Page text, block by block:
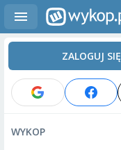
ZALOGUJ SIĘ
WYKOP